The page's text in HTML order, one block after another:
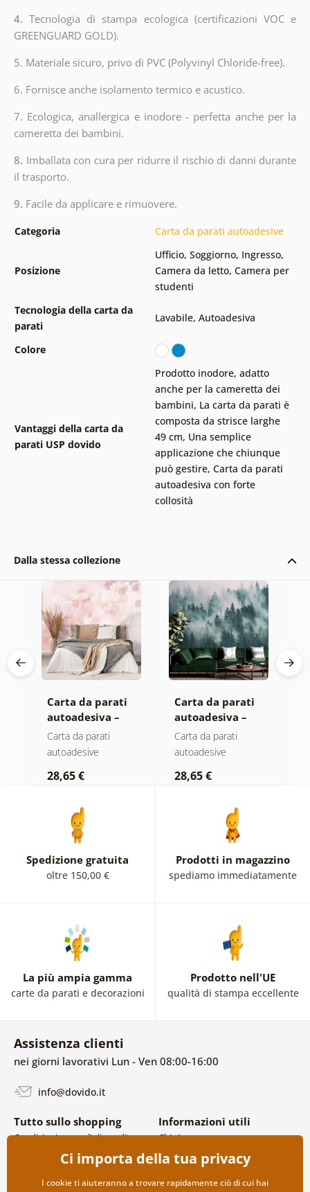
4.Tecnologia di stampa ecologica (certificazioni VOC e
GREENGUARD GOLD).
5. Materiale sicuro, privo di PVC (Polyvinyl Chloride-free).
6. Fornisce anche isolamento termico e acustico.
7. Ecologica, anallergica e inodore - perfetta anche per la
cameretta dei bambini.
8. Imballata con cura per ridurre il rischio di danni durante
il trasporto.
9. Facile da applicare e rimuovere.
Categoria Carta da parati autoadesive
Posizione
Ufficio, Soggiorno, Ingresso,
Camera da letto, Camera per
studenti
Tecnologia della carta da
parati
Lavabile, Autoadesiva
Colore
Vantaggi della carta da
parati USP dovido
Prodotto inodore, adatto
anche per la cameretta dei
bambini, La carta da parati è
composta da strisce larghe
49 cm, Una semplice
applicazione che chiunque
può gestire, Carta da parati
autoadesiva con forte
collosità
Dalla stessa collezione
Carta da parati
autoadesiva –
Foglie con
sfumatura
Carta da parati
autoadesive
28,65 €
Carta da parati
autoadesiva –
Foresta nella
nebbia
Carta da parati
autoadesive
28,65 €
Spedizione gratuita
oltre 150,00 €
Prodotti in magazzino
spediamo immediatamente
La più ampia gamma
carte da parati e decorazioni
Prodotto nell'UE
qualità di stampa eccellente
Assistenza clienti
nei giorni lavorativi Lun - Ven 08:00-16:00
info@dovido.it
Tutto sullo shopping
Condizioni generali di vendita e
Politica sulla privacy
Opzioni di spedizione e
Informazioni utili
Chi siamo
FAQ
Contatti
Collaborazione all’ingrosso
Ci importa della tua privacy
I cookie ti aiuteranno a trovare rapidamente ciò di cui hai